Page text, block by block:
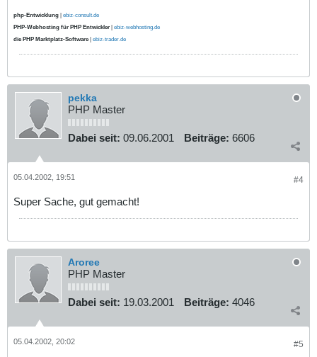
php-Entwicklung
ebiz-consult.de
PHP-Webhosting für PHP Entwickler
ebiz-webhosting.de
die PHP Marktplatz-Software
ebiz-trader.de
pekka
PHP Master
Dabei seit: 09.06.2001 Beiträge: 6606
#4
05.04.2002, 19:51
Super Sache, gut gemacht!
Aroree
PHP Master
Dabei seit: 19.03.2001 Beiträge: 4046
#5
05.04.2002, 20:02